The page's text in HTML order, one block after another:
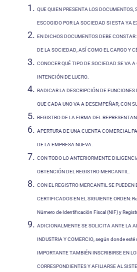
QUE QUIEN PRESENTA LOS DOCUMENTOS,
ESCOGIDO POR LA SOCIEDAD SI ESTA YA
EN DICHOS DOCUMENTOS DEBE
DE LA SOCIEDAD, ASÍ COMO EL CARGO Y
CONOCER QUÉ TIPO DE SOCIEDAD SE VA
INTENCIÓN DE LUCRO.
RADICAR LA DESCRIPCIÓN DE FUNCIONES
QUE CADA UNO VA A DESEMPEÑAR, CON
REGISTRO DE LA FIRMA DEL
APERTURA DE UNA CUENTA COMERCIAL
DE LA EMPRESA NUEVA.
CON TODO LO ANTERIORMENTE
OBTENCIÓN DEL REGISTRO MERCANTIL.
CON EL REGISTRO MERCANTIL SE PUEDEN
CERTIFICADOS EN EL SIGUIENTE ORDEN:
Número de Identificación Fiscal (NIF) y
ADICIONALMENTE SE SOLICITA ANTE LA
INDUSTRIA Y COMERCIO, según donde esté
IMPORTANTE TAMBIÉN INSCRIBIRSE EN
CORRESPONDIENTES Y AFILIARSE AL